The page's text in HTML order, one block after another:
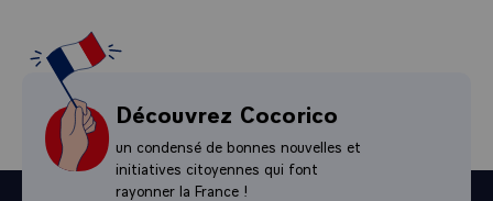
Découvrez Cocorico
un condensé de bonnes nouvelles et
initiatives citoyennes qui font
rayonner la France !